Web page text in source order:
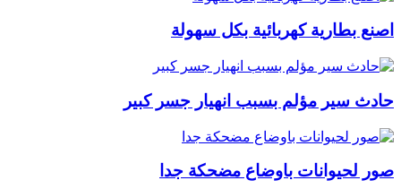
اصنع بطارية كهربائية بكل سهولة
حادث سير مؤلم بسبب انهيار جسر كبير
صور لحيوانات باوضاع مضحكة جدا